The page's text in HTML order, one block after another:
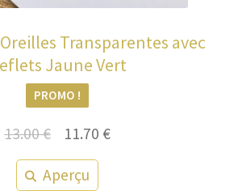
Transparentes avec
Jaune Vert
PROMO !
13.00€
Le
prix
initial
11.70 €Le
Aperçu